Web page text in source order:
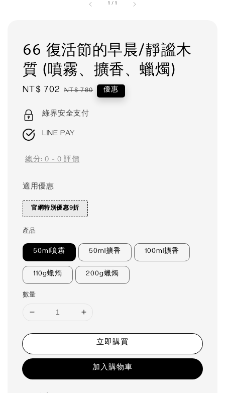
1 /1
66 復活節的早晨/靜謐木
質 (噴霧、擴香、蠟燭)
Sale
NT$ 702 Regular
NT$ 780 優惠
綠界安全支付
LINE PAY
總分:0-0評價
適用優惠
官網特別優惠9折
產品
50ml噴霧 50ml擴香 100ml擴香
110g蠟燭 200g蠟燭
數量
立即購買
加入購物車